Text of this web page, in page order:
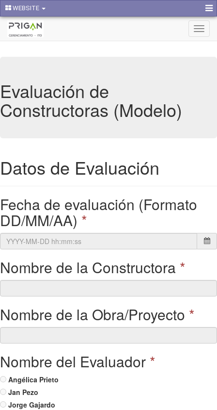
WEBSITE
Evaluación de
Constructoras (Modelo)
Datos de Evaluación
Fecha de evaluación (Formato
DD/MM/AA) *
Nombre de la Constructora *
Nombre de la Obra/Proyecto *
Nombre del Evaluador *
Angélica Prieto
Jan Pezo
Jorge Gajardo